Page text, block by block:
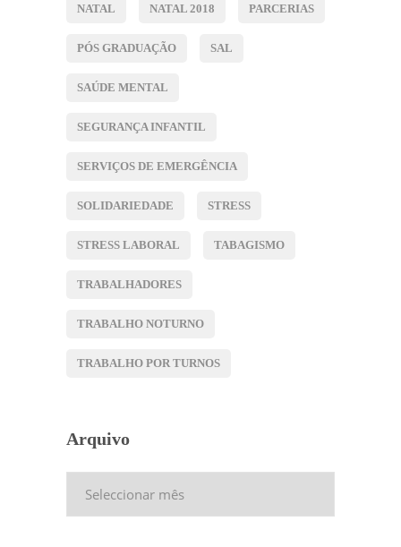
NATAL NATAL 2018 PARCERIAS
PÓS GRADUAÇÃO SAL
SAÚDE MENTAL
SEGURANÇA INFANTIL
SERVIÇOS DE EMERGÊNCIA
SOLIDARIEDADE STRESS
STRESS LABORAL TABAGISMO
TRABALHADORES
TRABALHO NOTURNO
TRABALHO POR TURNOS
Arquivo